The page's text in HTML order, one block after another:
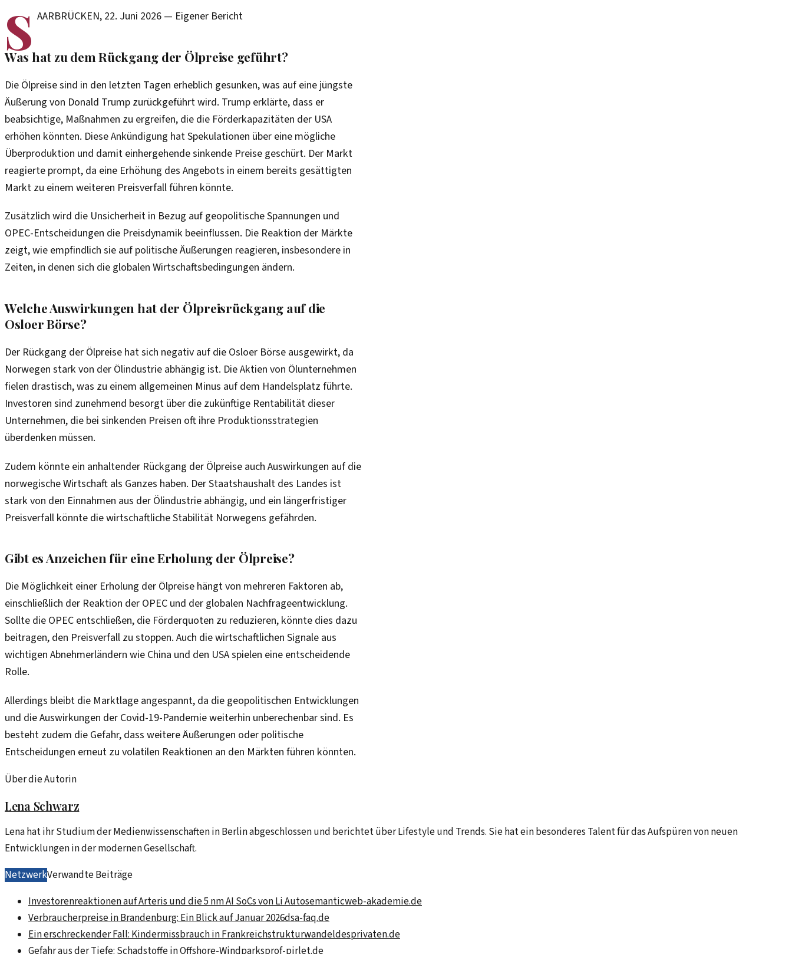
S AARBRÜCKEN, 22. Juni 2026— Eigener Bericht
Was hat zu dem Rückgang der Ölpreise geführt?
Die Ölpreise sind in den letzten Tagen erheblich gesunken, was auf eine jüngste
Äußerung von Donald Trump zurückgeführt wird. Trump erklärte, dass er
beabsichtige, Maßnahmen zu ergreifen, die die Förderkapazitäten der USA
erhöhen könnten. Diese Ankündigung hat Spekulationen über eine mögliche
Überproduktion und damit einhergehende sinkende Preise geschürt. Der Markt
reagierte prompt, da eine Erhöhung des Angebots in einem bereits gesättigten
Markt zu einem weiteren Preisverfall führen könnte.
Zusätzlich wird die Unsicherheit in Bezug auf geopolitische Spannungen und
OPEC-Entscheidungen die Preisdynamik beeinflussen. Die Reaktion der Märkte
zeigt, wie empfindlich sie auf politische Äußerungen reagieren, insbesondere in
Zeiten, in denen sich die globalen Wirtschaftsbedingungen ändern.
Welche Auswirkungen hat der Ölpreisrückgang auf die
Osloer Börse?
Der Rückgang der Ölpreise hat sich negativ auf die Osloer Börse ausgewirkt, da
Norwegen stark von der Ölindustrie abhängig ist. Die Aktien von Ölunternehmen
fielen drastisch, was zu einem allgemeinen Minus auf dem Handelsplatz führte.
Investoren sind zunehmend besorgt über die zukünftige Rentabilität dieser
Unternehmen, die bei sinkenden Preisen oft ihre Produktionsstrategien
überdenken müssen.
Zudem könnte ein anhaltender Rückgang der Ölpreise auch Auswirkungen auf die
norwegische Wirtschaft als Ganzes haben. Der Staatshaushalt des Landes ist
stark von den Einnahmen aus der Ölindustrie abhängig, und ein längerfristiger
Preisverfall könnte die wirtschaftliche Stabilität Norwegens gefährden.
Gibt es Anzeichen für eine Erholung der Ölpreise?
Die Möglichkeit einer Erholung der Ölpreise hängt von mehreren Faktoren ab,
einschließlich der Reaktion der OPEC und der globalen Nachfrageentwicklung.
Sollte die OPEC entschließen, die Förderquoten zu reduzieren, könnte dies dazu
beitragen, den Preisverfall zu stoppen. Auch die wirtschaftlichen Signale aus
wichtigen Abnehmerländern wie China und den USA spielen eine entscheidende
Rolle.
Allerdings bleibt die Marktlage angespannt, da die geopolitischen Entwicklungen
und die Auswirkungen der Covid-19-Pandemie weiterhin unberechenbar sind. Es
besteht zudem die Gefahr, dass weitere Äußerungen oder politische
Entscheidungen erneut zu volatilen Reaktionen an den Märkten führen könnten.
Über die Autorin
Lena Schwarz
Lena hat ihr Studium der Medienwissenschaften in Berlin abgeschlossen und berichtet über Lifestyle und Trends. Sie hat ein besonderes Talent für das Aufspüren von neuen
Entwicklungen in der modernen Gesellschaft.
NetzwerkVerwandte Beiträge
Investorenreaktionen auf Arteris und die 5 nm AI SoCs von Li Autosemanticweb-akademie.de
Verbraucherpreise in Brandenburg: Ein Blick auf Januar 2026dsa-faq.de
Ein erschreckender Fall: Kindermissbrauch in Frankreichstrukturwandeldesprivaten.de